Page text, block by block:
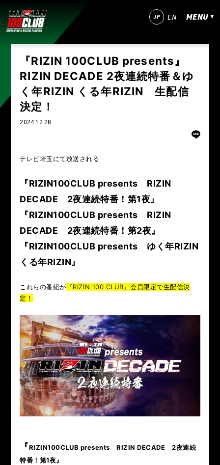
JP EN MENU
今すぐ登録！ ログイン
IZAの舞
RIZIN師走の超強者祭り
RIZIN.54 RIZIN.53 RIZIN.52 RIZIN.51
RIZIN.48 RIZIN.47 RIZIN.46 RIZIN.45
RIZIN.40
RIZIN.36 RIZIN.35 RIZIN.34 RIZIN.33
RIZIN.32 RIZIN.31 RIZIN.30 RIZIN.29
RIZIN.28 RIZIN.27 RIZIN.26 RIZIN.25
RIZIN.24 RIZIN.23 RIZIN.22
RIZIN.20 RIZIN.19 RIZIN.18 RIZIN.17 RIZIN.16
RIZIN.15 RIZIN.11
『RIZIN 100CLUB presents』
RIZIN DECADE 2夜連続特番＆ゆ
く年RIZIN くる年RIZIN 生配信
決定！
2024.12.28
テレビ埼玉にて放送される
『RIZIN100CLUB presents RIZIN
DECADE 2夜連続特番！第1夜』
『RIZIN100CLUB presents RIZIN
DECADE 2夜連続特番！第2夜』
『RIZIN100CLUB presents ゆく年RIZIN
くる年RIZIN』
これらの番組が 『RIZIN 100 CLUB』会員限定で生配信決
定！
『RIZIN100CLUB presents RIZIN DECADE 2夜連続
特番！第1夜』